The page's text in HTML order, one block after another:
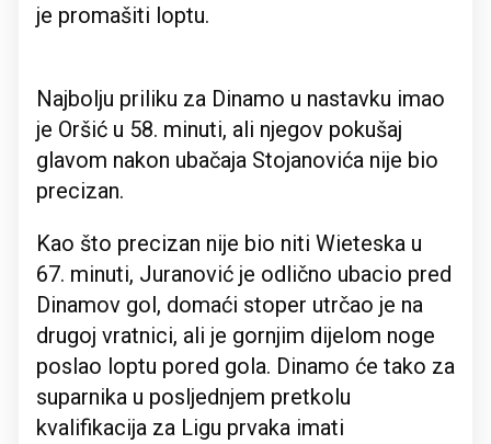
je promašiti loptu.
Najbolju priliku za Dinamo u nastavku imao
je Oršić u 58. minuti, ali njegov pokušaj
glavom nakon ubačaja Stojanovića nije bio
precizan.
Kao što precizan nije bio niti Wieteska u
67. minuti, Juranović je odlično ubacio pred
Dinamov gol, domaći stoper utrčao je na
drugoj vratnici, ali je gornjim dijelom noge
poslao loptu pored gola. Dinamo će tako za
suparnika u posljednjem pretkolu
kvalifikacija za Ligu prvaka imati